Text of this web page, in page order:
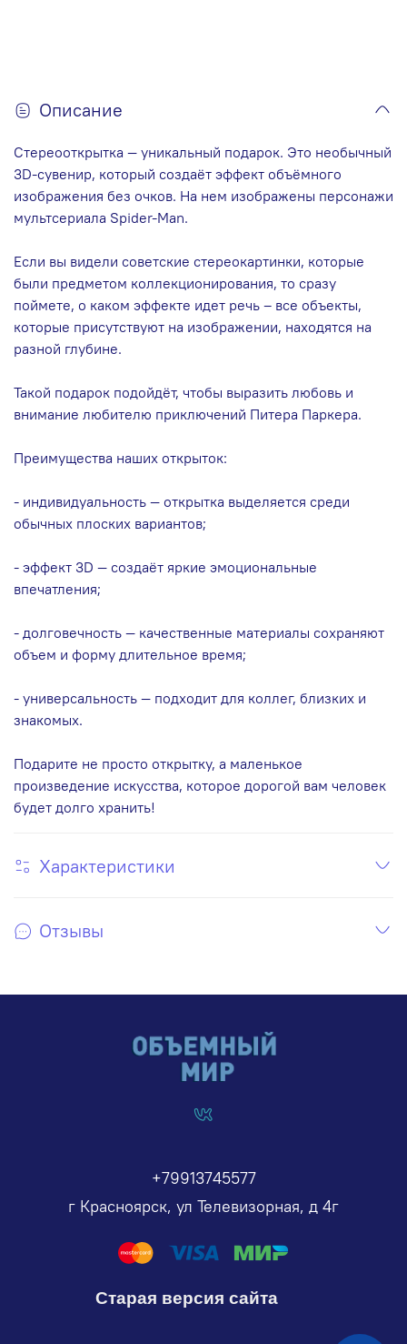
Описание
Стереооткрытка — уникальный подарок. Это необычный
3D-сувенир, который создаёт эффект объёмного
изображения без очков. На нем изображены персонажи
мультсериала Spider-Man.
Если вы видели советские стереокартинки, которые
были предметом коллекционирования, то сразу
поймете, о каком эффекте идет речь – все объекты,
которые присутствуют на изображении, находятся на
разной глубине.
Такой подарок подойдёт, чтобы выразить любовь и
внимание любителю приключений Питера Паркера.
Преимущества наших открыток:
- индивидуальность — открытка выделяется среди
обычных плоских вариантов;
- эффект 3D — создаёт яркие эмоциональные
впечатления;
- долговечность — качественные материалы сохраняют
объем и форму длительное время;
- универсальность — подходит для коллег, близких и
знакомых.
Подарите не просто открытку, а маленькое
произведение искусства, которое дорогой вам человек
будет долго хранить!
Характеристики
Отзывы
+79913745577
г Красноярск, ул Телевизорная, д 4г
Старая версия сайта